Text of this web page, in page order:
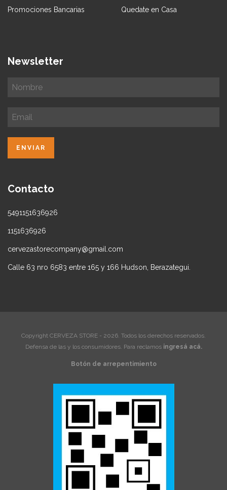
Promociones Bancarias Quedate en Casa
Newsletter
Contacto
5491151636926
1151636926
cervezastorecompany@gmail.com
Calle 63 nro 6583 entre 165 y 166 Hudson, Berazategui.
Copyright CERVEZA STORE - 2026. Todos los derechos reservados.
Defensa de las y los consumidores. Para reclamos ingresá acá.
Botón de arrepentimiento